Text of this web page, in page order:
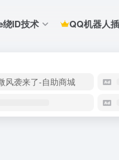
ID技术 QQ机器人
风袭来了-自助商城